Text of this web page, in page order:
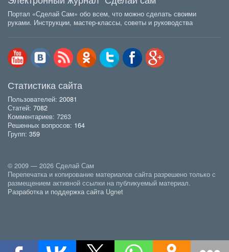
Портал «Сделай Сам» обо всем, что можно сделать своими
руками. Инструкции, мастер-классы, советы и руководства
Статистика сайта
Пользователей: 20081
Статей: 7082
Комментариев: 7263
Решенных вопросов: 164
Групп: 359
© 2009 — 2026 Сделай Сам
Перепечатка и копирование материалов сайта разрешено только с
размещением активной ссылки на публикуемый материал.
Разработка и поддержка сайта Ugnet